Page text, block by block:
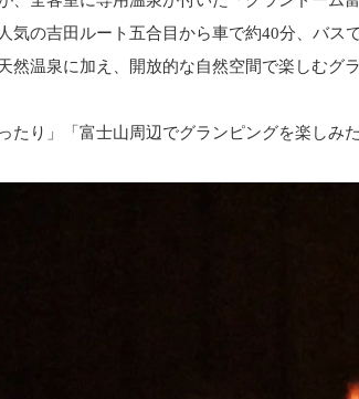
気の吉田ルート五合目から車で約40分、バス
然温泉に加え、開放的な自然空間で楽しむグ
たり」「富士山周辺でグランピングを楽しみ